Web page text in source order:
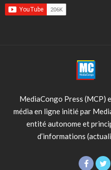
MediaCongo Press (MCP)
média en ligne initié par
entité autonome et
d’informations